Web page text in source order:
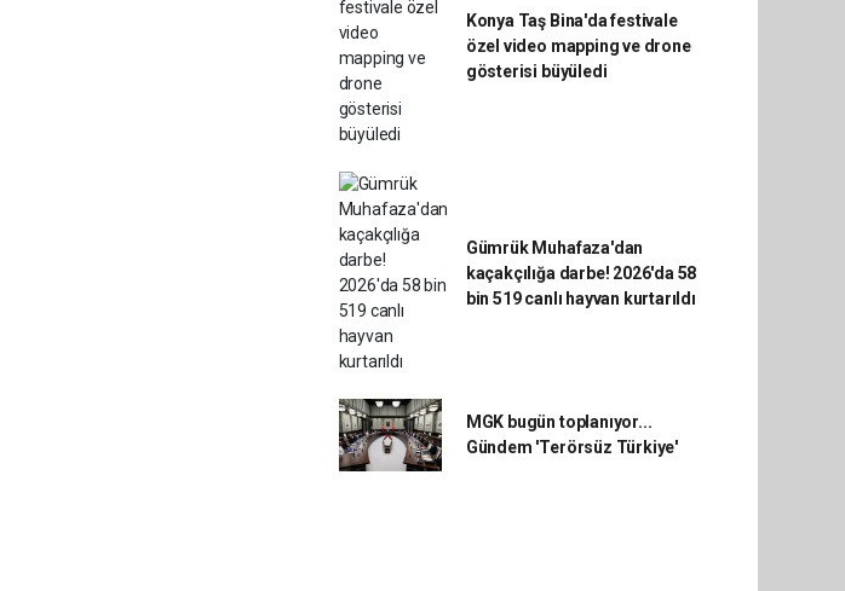
Konya Taş Bina'da festivale
özel video mapping ve drone
gösterisi büyüledi
Gümrük Muhafaza'dan
kaçakçılığa darbe! 2026'da 58
bin 519 canlı hayvan kurtarıldı
MGK bugün toplanıyor...
Gündem 'Terörsüz Türkiye'